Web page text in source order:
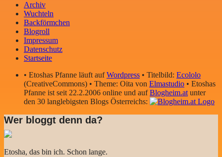
Archiv
Wuchteln
Backförmchen
Blogroll
Impressum
Datenschutz
Startseite
• Etoshas Pfanne läuft aufWordpress • Titelbild: Ecololo
(CreativeCommons) • Theme: Oita von Elmastudio • Etoshas
Pfanne ist seit 22.2.2006 online und aufBlogheim.atunter
den 30 langlebigsten Blogs Österreichs:
Wer bloggt denn da?
Etosha, das bin ich. Schon lange.